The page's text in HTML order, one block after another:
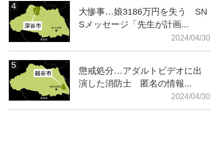
大惨事…娘3186万円を失う SN
Sメッセージ「先生が計画...
2024/04/30
懲戒処分…アダルトビデオに出
演した消防士 匿名の情報...
2024/04/30